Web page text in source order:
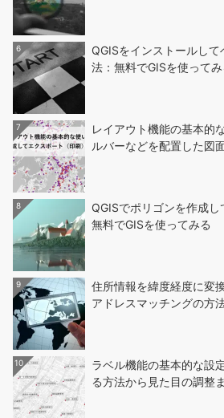
6
QGISをインストールし
法：無料でGISを使ってみ
7
レイアウト機能の基本的
ルバーなどを配置した図
8
QGISでポリゴンを作成し
無料でGISを使ってみる
9
住所情報を緯度経度に変
アドレスマッチングの方
10
ラベル機能の基本的な設
る方法から見た目の調整